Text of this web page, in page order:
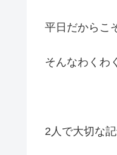
平日だからこ
そんなわくわ
2人で大切な